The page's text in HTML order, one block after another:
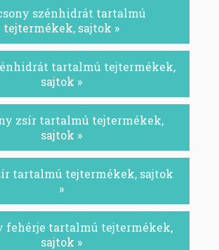
szénhidrát tartalmú
tejtermékek, sajtok »
tartalmú tejtermékek,
sajtok »
zsír tartalmú tejtermékek,
sajtok »
tartalmú tejtermékek, sajtok
»
fehérje tartalmú tejtermékek,
sajtok »